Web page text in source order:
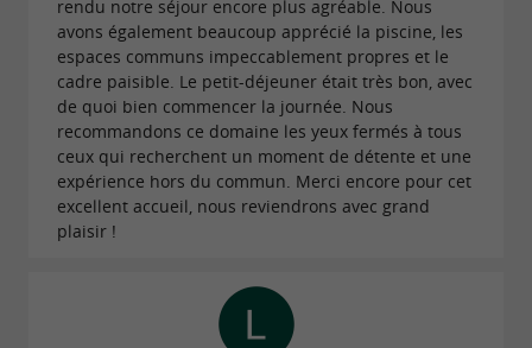
rendu notre séjour encore plus agréable. Nous
avons également beaucoup apprécié la piscine, les
espaces communs impeccablement propres et le
cadre paisible. Le petit-déjeuner était très bon, avec
de quoi bien commencer la journée. Nous
recommandons ce domaine les yeux fermés à tous
ceux qui recherchent un moment de détente et une
expérience hors du commun. Merci encore pour cet
excellent accueil, nous reviendrons avec grand
plaisir !